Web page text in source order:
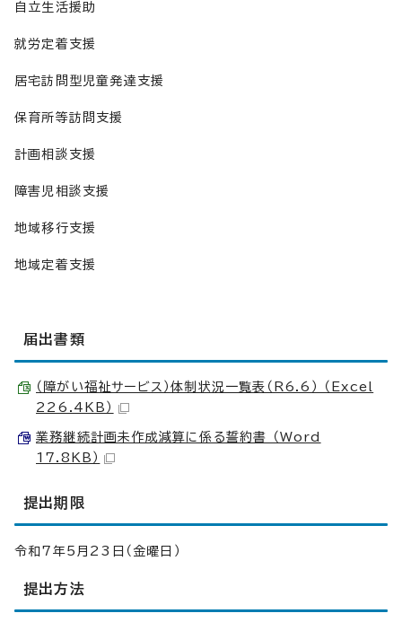
自立生活援助
就労定着支援
居宅訪問型児童発達支援
保育所等訪問支援
計画相談支援
障害児相談支援
地域移行支援
地域定着支援
届出書類
（障がい福祉サービス）体制状況一覧表（R6.6） （Excel
226.4KB）
業務継続計画未作成減算に係る誓約書 （Word
17.8KB）
提出期限
令和7年5月23日（金曜日）
提出方法